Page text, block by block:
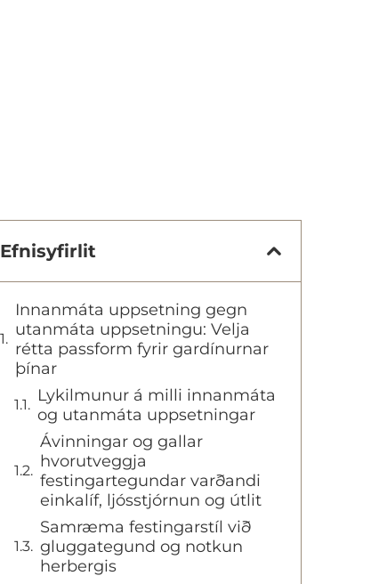
Efnisyfirlit
Innanmáta uppsetning gegn
utanmáta uppsetningu: Velja
rétta passform fyrir gardínurnar
þínar
Lykilmunur á milli innanmáta
og utanmáta uppsetningar
Ávinningar og gallar
hvorutveggja
festingartegundar varðandi
einkalíf, ljósstjórnun og útlit
Samræma festingarstíl við
gluggategund og notkun
herbergis